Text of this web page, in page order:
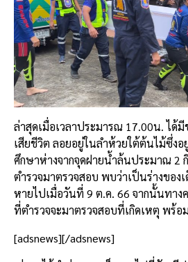
ล่าสุดเมื่อเวลาประมารณ 17.00น. ได้
เสียชีวิต ลอยอยู่ในลำห้วยใต้ต้นไม้ซึ่งอ
ศึกษาห่างจากจุดฝายน้ำล้นประมาณ 2
ตำรวจมาตรวจสอบ พบว่าเป็นร่างของ
หายไปเมื่อวันที่ 9 ต.ค. 66 จากนั้นทาง
ที่ตำรวจจะมาตรวจสอบที่เกิดเหตุ พร้
[adsnews][/adsnews]